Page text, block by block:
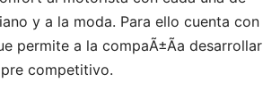
y a la moda. Para ello cuenta con
permite a la compaÃ±Ã­a desarrollar
competitivo.